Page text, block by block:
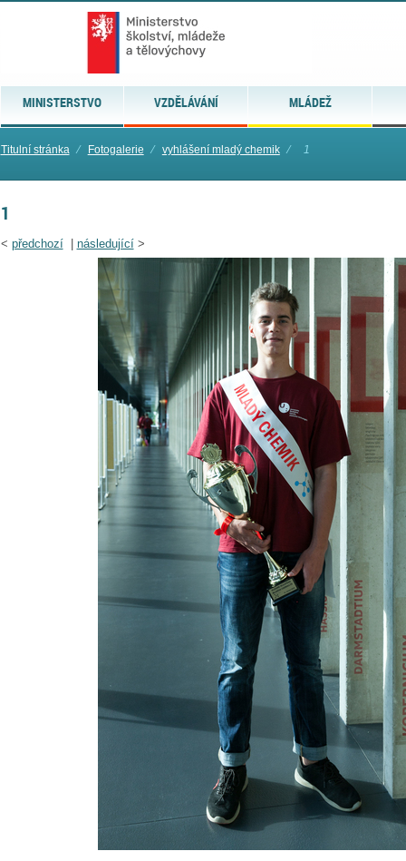
MINISTERSTVO VZDĚLÁVÁNÍ MLÁDEŽ
Titulní stránka ⁄ Fotogalerie ⁄ vyhlášení mladý chemik ⁄ 1
1
< předchozí| následující>